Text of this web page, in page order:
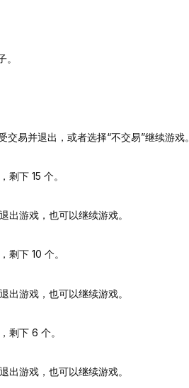
易并退出，或者选择“不交易”继续游戏。
下 15 个。
出游戏，也可以继续游戏。
剩下 10 个。
出游戏，也可以继续游戏。
剩下 6 个。
出游戏，也可以继续游戏。